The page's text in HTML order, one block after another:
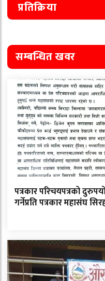
प्रतिक्रिया
सम्बन्धित खवर
पत्रकार परिचयपत्रको
गर्नेप्रति पत्रकार महासंघ